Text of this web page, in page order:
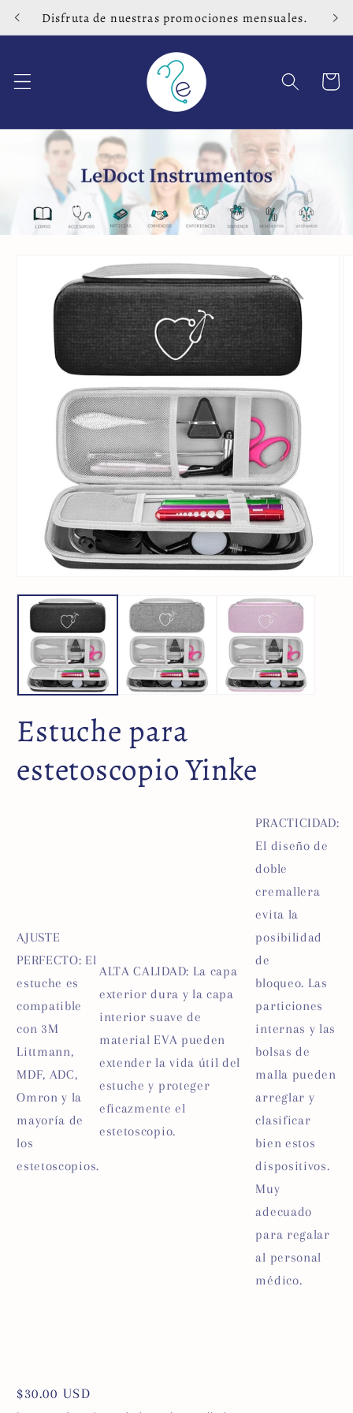
directamente
al contenido
Disfruta de nuestras promociones mensuales.
Carrito
información
del producto
Estuche para
estetoscopio Yinke
AJUSTE
PERFECTO: El
estuche es
compatible
con 3M
Littmann,
MDF, ADC,
Omron y la
mayoría de
los
estetoscopios.
ALTA CALIDAD: La capa
exterior dura y la capa
interior suave de
material EVA pueden
extender la vida útil del
estuche y proteger
eficazmente el
estetoscopio.
PRACTICIDAD:
El diseño de
doble
cremallera
evita la
posibilidad
de
bloqueo. Las
particiones
internas y las
bolsas de
malla pueden
arreglar y
clasificar
bien estos
dispositivos.
Muy
adecuado
para regalar
al personal
médico.
Precio
$30.00 USD